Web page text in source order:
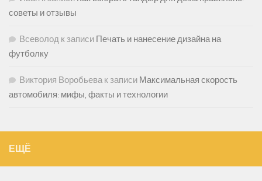
советы и отзывы
Всеволод к записи Печать и нанесение дизайна на
футболку
Виктория Воробьевак записи Максимальная скорость
автомобиля: мифы, факты и технологии
ЕЩЁ